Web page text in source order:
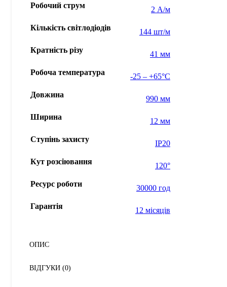
Робочий струм 2 А/м
Кількість світлодіодів 144 шт/м
Кратність різу 41 мм
Робоча температура -25 – +65°С
Довжина 990 мм
Ширина 12 мм
Ступінь захисту IP20
Кут розсіювання 120°
Ресурс роботи 30000 год
Гарантія 12 місяців
ОПИС
ВІДГУКИ (0)